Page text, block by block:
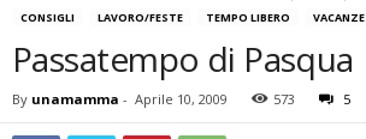
CONSIGLI LAVORO/FESTE TEMPO LIBERO VACANZE
Passatempo di Pasqua
By unamamma - Aprile 10, 2009 573 5